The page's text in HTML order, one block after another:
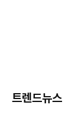
트렌드뉴스